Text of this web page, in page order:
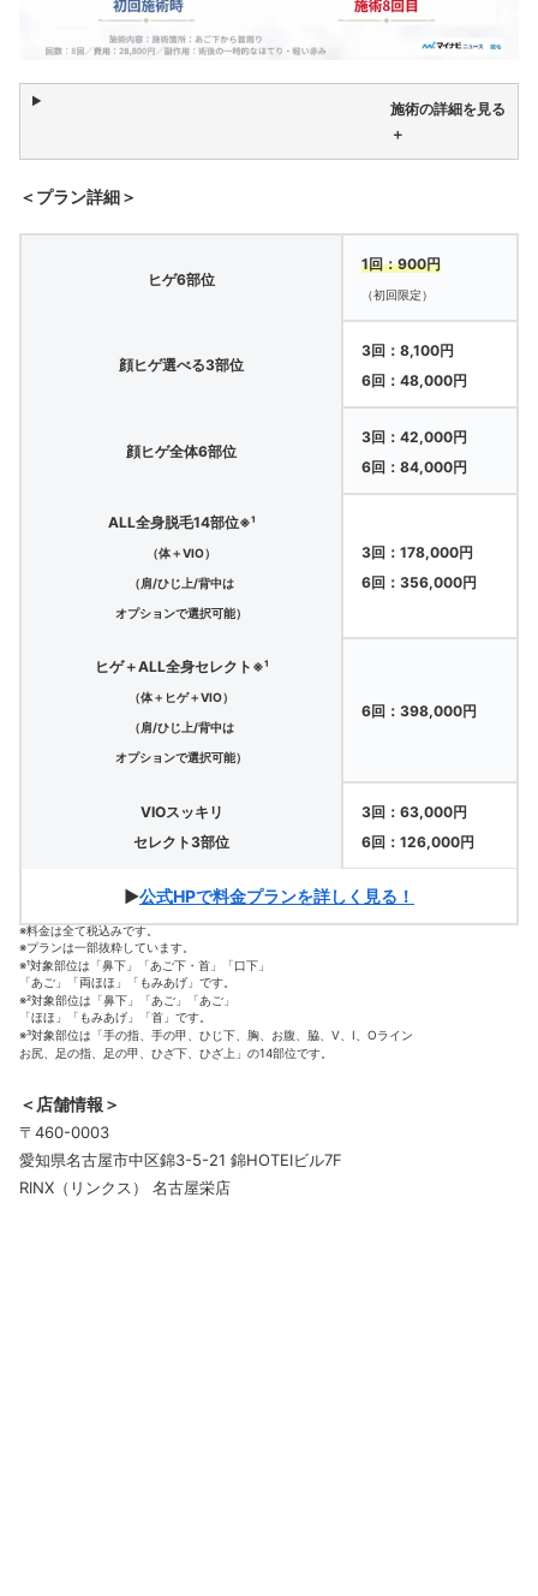
施術の詳細を見る
＋
＜プラン詳細＞
ヒゲ6部位
1回：900円
（初回限定）
顔ヒゲ選べる3部位
3回：8,100円
6回：48,000円
顔ヒゲ全体6部位
3回：42,000円
6回：84,000円
ALL全身脱毛14部位※¹
（体＋VIO）
（肩/ひじ上/背中は
オプションで選択可能）
3回：178,000円
6回：356,000円
ヒゲ＋ALL全身セレクト※¹
（体＋ヒゲ＋VIO）
（肩/ひじ上/背中は
オプションで選択可能）
6回：398,000円
VIOスッキリ
セレクト3部位
3回：63,000円
6回：126,000円
▶公式HPで料金プランを詳しく見る！
※料金は全て税込みです。
※プランは一部抜粋しています。
※¹対象部位は「鼻下」「あご下・首」「口下」
「あご」「両ほほ」「もみあげ」です。
※²対象部位は「鼻下」「あご」「あご」
「ほほ」「もみあげ」「首」です。
※³対象部位は「手の指、手の甲、ひじ下、胸、お腹、脇、V、I、Oライン
お尻、足の指、足の甲、ひざ下、ひざ上」の14部位です。
＜店舗情報＞
〒460-0003
愛知県名古屋市中区錦3-5-21 錦HOTEIビル7F
RINX（リンクス） 名古屋栄店